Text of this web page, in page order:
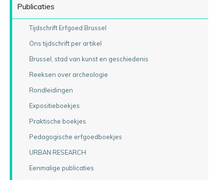
Publicaties
Tijdschrift Erfgoed Brussel
Ons tijdschrift per artikel
Brussel, stad van kunst en geschiedenis
Reeksen over archeologie
Rondleidingen
Expositieboekjes
Praktische boekjes
Pedagogische erfgoedboekjes
URBAN RESEARCH
Eenmalige publicaties